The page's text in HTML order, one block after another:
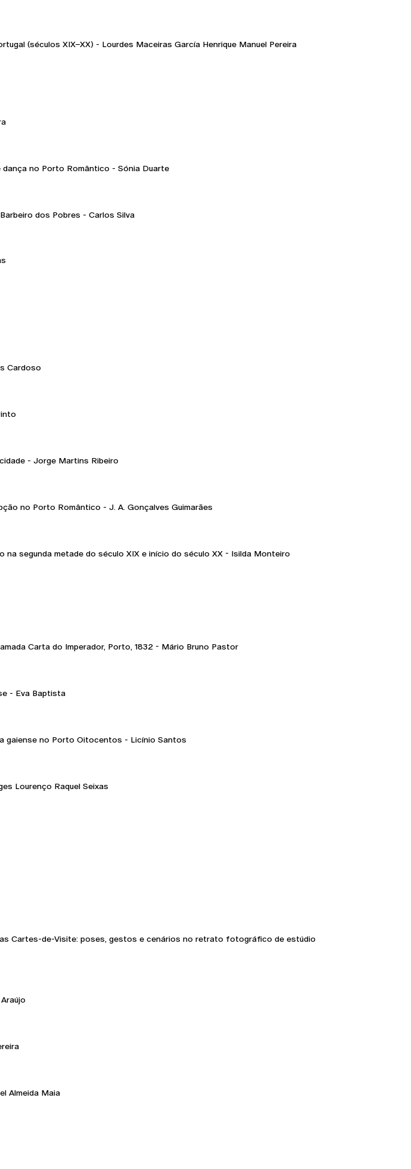
(séculos XIX–XX) - Lourdes Maceiras García Henrique Manuel Pereira
dança no Porto Romântico - Sónia Duarte
dos Pobres - Carlos Silva
Cardoso
- Jorge Martins Ribeiro
no Porto Romântico - J. A. Gonçalves Guimarães
segunda metade do século XIX e início do século XX - Isilda Monteiro
Carta do Imperador, Porto, 1832 - Mário Bruno Pastor
- Eva Baptista
gaiense no Porto Oitocentos - Licínio Santos
Lourenço Raquel Seixas
Cartes-de-Visite: poses, gestos e cenários no retrato fotográfico de estúdio
Almeida Maia